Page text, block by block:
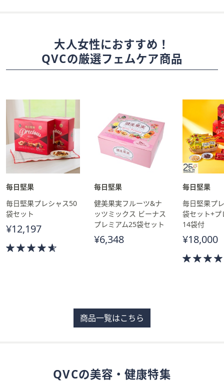
大人女性におすすめ！
QVCの厳選フェムケア商品
毎日堅果
毎日堅果プレシャス50
袋セット
¥12,197
毎日堅果
健美果実フルーツ&ナ
ッツミックス ビーナス
プレミアム25袋セット
¥6,348
毎日堅果
毎日堅果プ
袋セット+プ
14袋付
¥18,000
商品一覧はこちら
QVCの美容・健康特集